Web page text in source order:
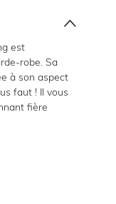
est
robe. Sa
à son aspect
faut ! Il vous
fière